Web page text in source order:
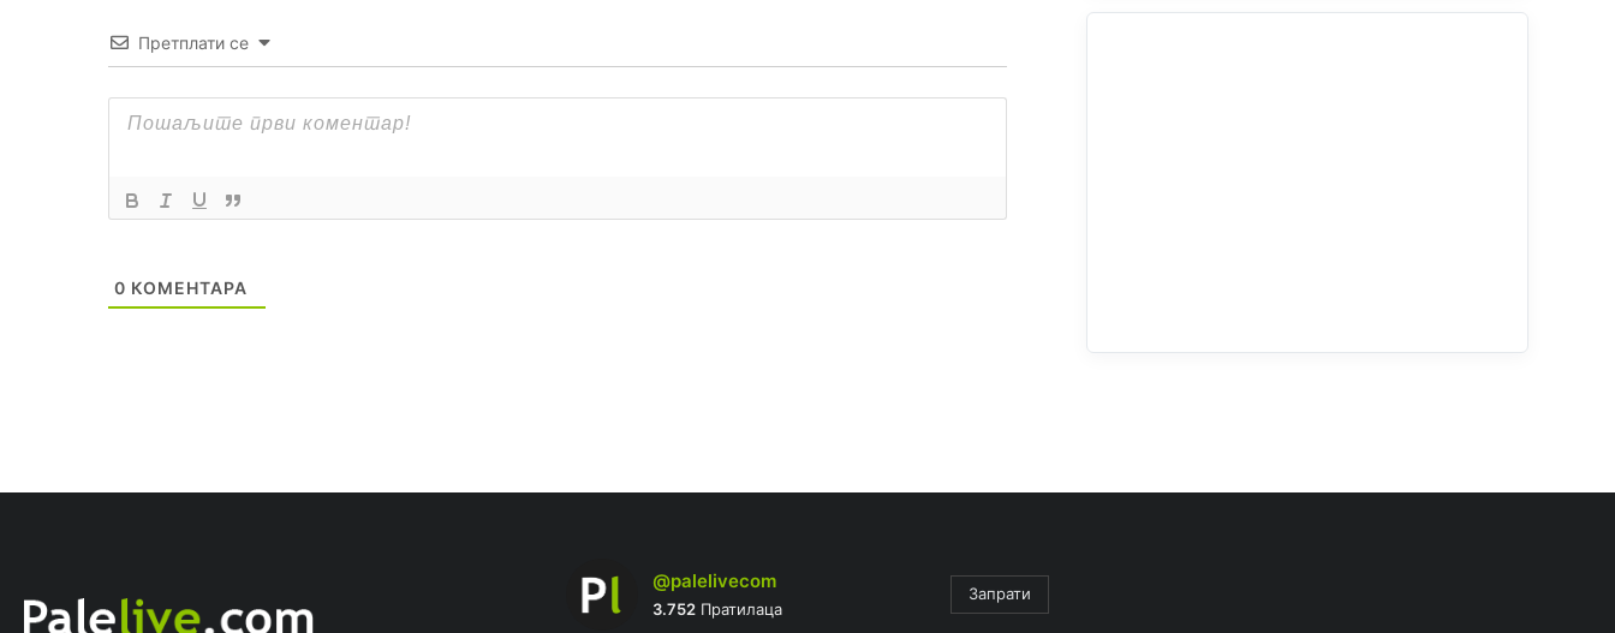
Претплати се
0 КОМЕНТАРА
@palelivecom
3.752Пратилаца
Запрати